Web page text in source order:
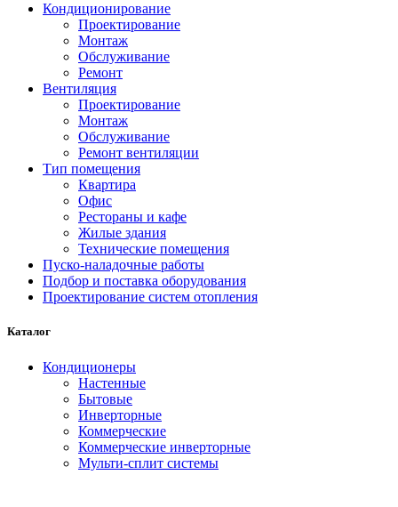
Кондиционирование
Проектирование
Монтаж
Обслуживание
Ремонт
Вентиляция
Проектирование
Монтаж
Обслуживание
Ремонт вентиляции
Тип помещения
Квартира
Офис
Рестораны и кафе
Жилые здания
Технические помещения
Пуско-наладочные работы
Подбор и поставка оборудования
Проектирование систем отопления
Каталог
Кондиционеры
Настенные
Бытовые
Инверторные
Коммерческие
Коммерческие инверторные
Мульти-сплит системы